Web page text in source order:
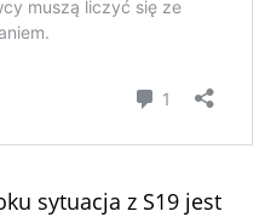
sytuacja z S19 jest